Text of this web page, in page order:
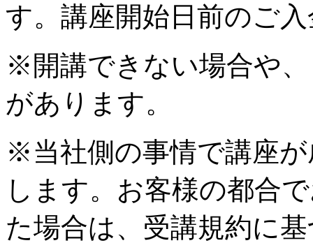
す。講座開始日前のご
※開講できない場合や
があります。
※当社側の事情で講座
します。お客様の都合
た場合は、受講規約に